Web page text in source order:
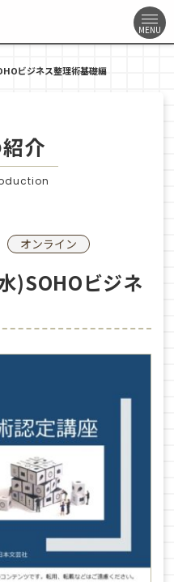
ビジネス整理術基礎編
介
オンライン
)SOHOビジネ